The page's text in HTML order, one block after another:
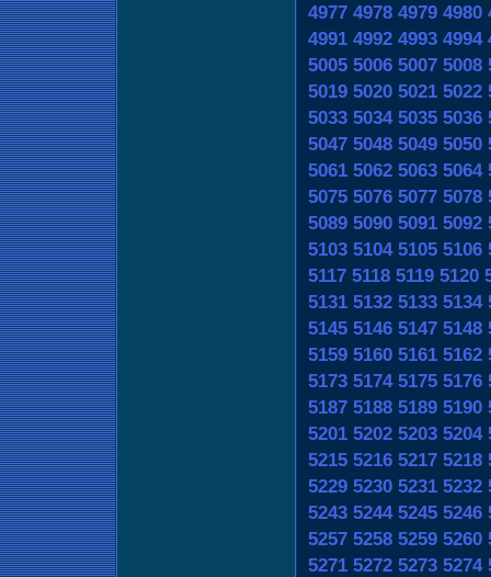
4977 4978 4979 4980
4991 4992 4993 4994
5005 5006 5007 5008
5019 5020 5021 5022
5033 5034 5035 5036
5047 5048 5049 5050
5061 5062 5063 5064
5075 5076 5077 5078
5089 5090 5091 5092
5103 5104 5105 5106
5117 5118 5119 5120
5131 5132 5133 5134
5145 5146 5147 5148
5159 5160 5161 5162
5173 5174 5175 5176
5187 5188 5189 5190
5201 5202 5203 5204
5215 5216 5217 5218
5229 5230 5231 5232
5243 5244 5245 5246
5257 5258 5259 5260
5271 5272 5273 5274